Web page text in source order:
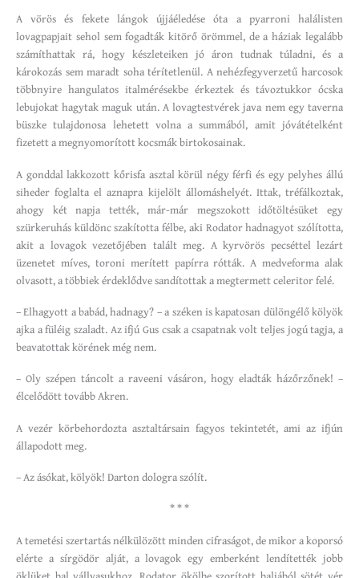
A vörös és fekete lángok újjáéledése óta a pyarroni halálisten
lovagpapjait sehol sem fogadták kitörő örömmel, de a háziak legalább
számíthattak rá, hogy készleteiken jó áron tudnak túladni, és a
károkozás sem maradt soha térítetlenül. A nehézfegyverzetű harcosok
többnyire hangulatos italmérésekbe érkeztek és távoztukkor ócska
lebujokat hagytak maguk után. A lovagtestvérek java nem egy taverna
büszke tulajdonosa lehetett volna a summából, amit jóvátételként
fizetett a megnyomorított kocsmák birtokosainak.
A gonddal lakkozott kőrisfa asztal körül négy férfi és egy pelyhes állú
siheder foglalta el aznapra kijelölt állomáshelyét. Ittak, tréfálkoztak,
ahogy két napja tették, már-már megszokott időtöltésüket egy
szürkeruhás küldönc szakította félbe, aki Rodator hadnagyot szólította,
akit a lovagok vezetőjében talált meg. A kyrvörös pecséttel lezárt
üzenetet míves, toroni merített papírra rótták. A medveforma alak
olvasott, a többiek érdeklődve sandítottak a megtermett celeritor felé.
– Elhagyott a babád, hadnagy? – a széken is kapatosan dülöngélő kölyök
ajka a füléig szaladt. Az ifjú Gus csak a csapatnak volt teljes jogú tagja, a
beavatottak körének még nem.
– Oly szépen táncolt a raveeni vásáron, hogy eladták házőrzőnek! –
élcelődött tovább Akren.
A vezér körbehordozta asztaltársain fagyos tekintetét, ami az ifjún
állapodott meg.
– Az ásókat, kölyök! Darton dologra szólít.
* * *
A temetési szertartás nélkülözött minden cifraságot, de mikor a koporsó
elérte a sírgödör alját, a lovagok egy emberként lendítették jobb